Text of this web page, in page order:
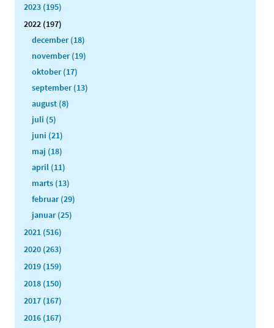
2023 (195)
2022 (197)
december (18)
november (19)
oktober (17)
september (13)
august (8)
juli (5)
juni (21)
maj (18)
april (11)
marts (13)
februar (29)
januar (25)
2021 (516)
2020 (263)
2019 (159)
2018 (150)
2017 (167)
2016 (167)